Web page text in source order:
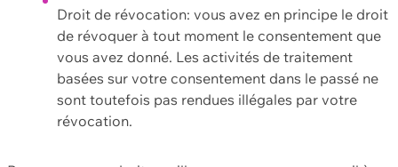
Droit de révocation: vous avez en principe le droit
de révoquer à tout moment le consentement que
vous avez donné. Les activités de traitement
basées sur votre consentement dans le passé ne
sont toutefois pas rendues illégales par votre
révocation.